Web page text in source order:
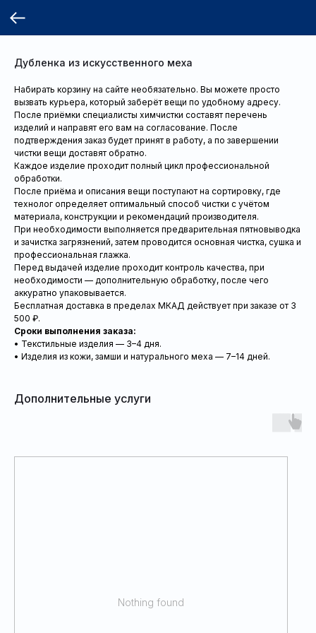
Дубленка из искусственного меха
Набирать корзину на сайте необязательно. Вы можете просто
вызвать курьера, который заберёт вещи по удобному адресу.
После приёмки специалисты химчистки составят перечень
изделий и направят его вам на согласование. После
подтверждения заказ будет принят в работу, а по завершении
чистки вещи доставят обратно.
Каждое изделие проходит полный цикл профессиональной
обработки.
После приёма и описания вещи поступают на сортировку, где
технолог определяет оптимальный способ чистки с учётом
материала, конструкции и рекомендаций производителя.
При необходимости выполняется предварительная пятновыводка
и зачистка загрязнений, затем проводится основная чистка, сушка и
профессиональная глажка.
Перед выдачей изделие проходит контроль качества, при
необходимости — дополнительную обработку, после чего
аккуратно упаковывается.
Бесплатная доставка в пределах МКАД действует при заказе от 3
500 ₽.
Сроки выполнения заказа:
• Текстильные изделия — 3–4 дня.
• Изделия из кожи, замши и натурального меха — 7–14 дней.
Дополнительные услуги
Nothing found